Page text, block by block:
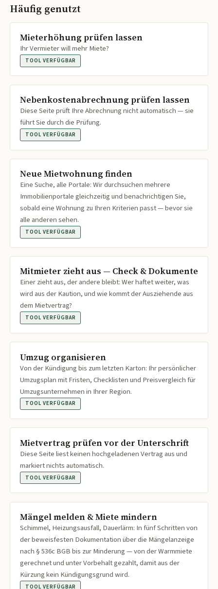
Häufig genutzt
Mieterhöhung prüfen lassen
Ihr Vermieter will mehr Miete?
TOOL VERFÜGBAR
Nebenkostenabrechnung prüfen lassen
Diese Seite prüft Ihre Abrechnung nicht automatisch — sie
führt Sie durch die Prüfung.
TOOL VERFÜGBAR
Neue Mietwohnung finden
Eine Suche, alle Portale: Wir durchsuchen mehrere
Immobilienportale gleichzeitig und benachrichtigen Sie,
sobald eine Wohnung zu Ihren Kriterien passt — bevor sie
alle anderen sehen.
TOOL VERFÜGBAR
Mitmieter zieht aus — Check & Dokumente
Einer zieht aus, der andere bleibt: Wer haftet weiter, was
wird aus der Kaution, und wie kommt der Ausziehende aus
dem Mietvertrag?
TOOL VERFÜGBAR
Umzug organisieren
Von der Kündigung bis zum letzten Karton: Ihr persönlicher
Umzugsplan mit Fristen, Checklisten und Preisvergleich für
Umzugsunternehmen in Ihrer Region.
TOOL VERFÜGBAR
Mietvertrag prüfen vor der Unterschrift
Diese Seite liest keinen hochgeladenen Vertrag aus und
markiert nichts automatisch.
TOOL VERFÜGBAR
Mängel melden & Miete mindern
Schimmel, Heizungsausfall, Dauerlärm: In fünf Schritten von
der beweisfesten Dokumentation über die Mängelanzeige
nach § 536c BGB bis zur Minderung — von der Warmmiete
gerechnet und unter Vorbehalt gezahlt, damit aus der
Kürzung kein Kündigungsgrund wird.
TOOL VERFÜGBAR